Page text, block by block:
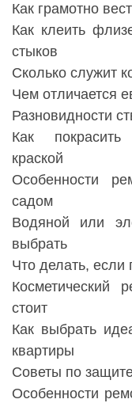
Как грамотно
Как клеить
стыков
Сколько служит
Чем отличается
Разновидности
Как покрасить
краской
Особенности
садом
Водяной или
выбрать
Что делать, если
Косметический
стоит
Как выбрать
квартиры
Советы по
Особенности